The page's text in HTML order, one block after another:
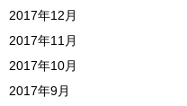
2017年12月
2017年11月
2017年10月
2017年9月